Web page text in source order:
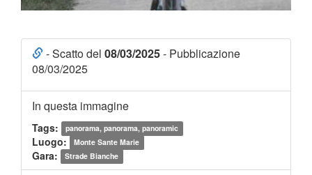
- Scatto del 08/03/2025- Pubblicazione
08/03/2025
In questa immagine
Tags: panorama, panorama, panoramic
Luogo: Monte Sante Marie
Gara: Strade Bianche